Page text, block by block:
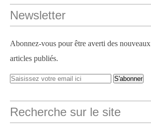
Newsletter
Abonnez-vous pour être averti des nouveaux
articles publiés.
Recherche sur le site